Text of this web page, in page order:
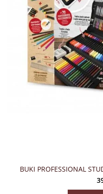
BUKI PROFESSIONAL